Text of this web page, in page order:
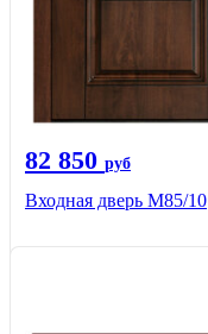
82 850 руб
Входная дверь M85/10